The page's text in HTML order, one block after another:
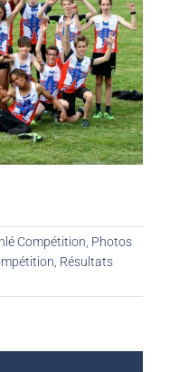
Compétition Photos
Résultats